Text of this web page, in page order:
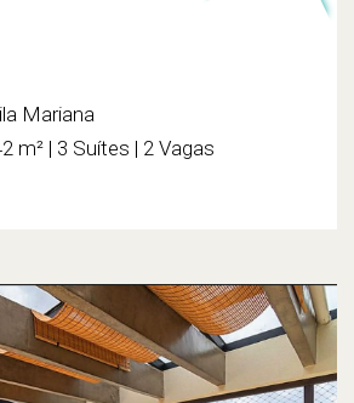
Mariana
m² | 3 Suítes | 2 Vagas